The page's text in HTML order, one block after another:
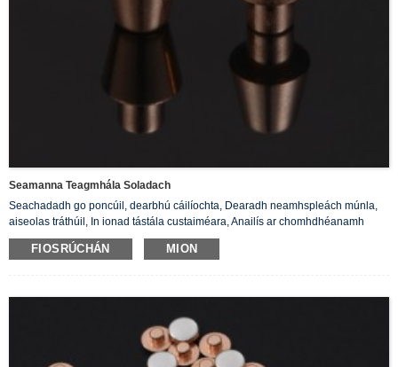
Seamanna Teagmhála Soladach
Seachadadh go poncúil, dearbhú cáilíochta, Dearadh neamhspleách múnla,
aiseolas tráthúil, In ionad tástála custaiméara, Anailís ar chomhdhéanamh
priduct.
FIOSRÚCHÁN MION